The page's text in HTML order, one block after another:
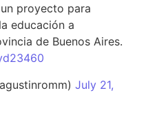
proyecto para
educación a
de Buenos Aires.
July 21,